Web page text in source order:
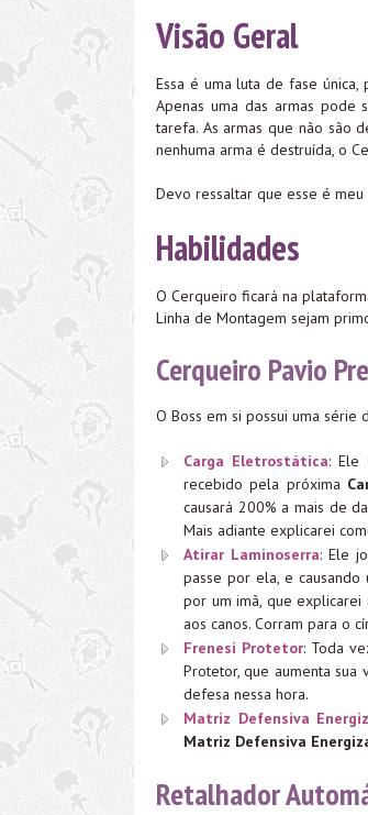
Visão Geral
Essa é uma luta de fase
Apenas uma das armas
tarefa. As armas que não são
nenhuma arma é destruída, o
Devo ressaltar que esse é
Habilidades
O Cerqueiro ficará na
Linha de Montagem sejam
Cerqueiro Pavio
O Boss em si possui uma série
Carga Eletrostática: Ele
recebido pela próxima
causará 200% a mais de
Mais adiante explicarei
Atirar Laminoserra: Ele
passe por ela, e
por um imã, que explicarei
aos canos. Corram para o
Frenesi Protetor: Toda
Protetor, que aumenta
defesa nessa hora.
Matriz Defensiva
Matriz Defensiva
Retalhador